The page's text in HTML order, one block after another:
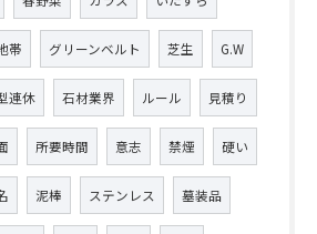
帯 グリーンベルト 芝生 G.W
連休 石材業界 ルール 見積り
所要時間 意志 禁煙 硬い
泥棒 ステンレス 墓装品